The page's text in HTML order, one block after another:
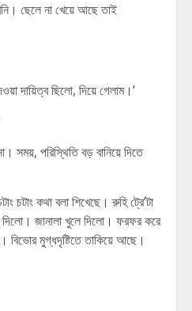
ছেলে না খেয়ে আছে তাই
দায়িত্ব ছিলো, দিয়ে গেলাম।’
সময়, পরিস্থিতি বড় বানিয়ে দিতে
চটাং কথা বলা শিখেছে। রুহি ট্রে’টা
দিলো। জানালা খুলে দিলো। ফরফর করে
মুগ্ধদৃষ্টিতে তাকিয়ে আছে।